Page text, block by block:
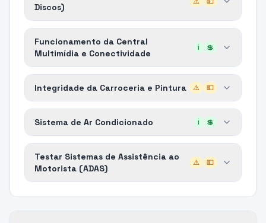
Discos)
Funcionamento da Central
Multimídia e Conectividade
ℹ️ 💲
Integridade da Carroceria e Pintura ⚠️ 💵
Sistema de Ar Condicionado ℹ️ 💲
Testar Sistemas de Assistência ao
Motorista (ADAS)
⚠️ 💵